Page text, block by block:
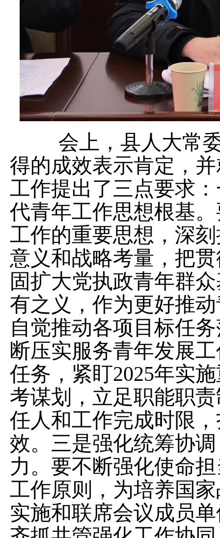
会上，县人大常
得的成效表示肯定，
工作提出了三点要求
代青年工作思想根基
工作的重要思想，深
意义和战略考量，把
固扩大党执政青年群
有之义，作为更好推
自觉推动各项目标任
断压实服务青年发展
任务，紧盯2025年实
考谋划，立足职能职
任人和工作完成时限
效。三是强化统筹协
力。要不断强化使命
工作原则，为培养国
实施和联席会议成员